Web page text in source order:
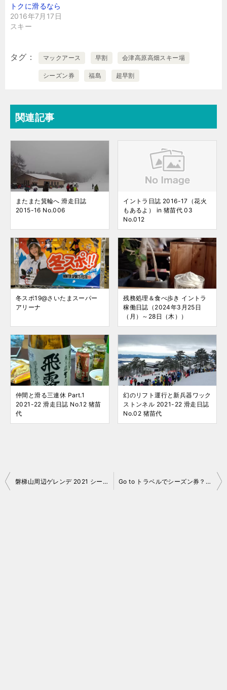
トクに滑るなら
2016年7月17日
スキー
タグ マックアース 早割 会津高原高畑スキー場
シーズン券 福島 超早割
関連記事
またまた箕輪へ 滑走日誌
2015-16 No.006
イントラ日誌 2016-17（花火
もあるよ） in 猪苗代 03
No.012
冬スポ19@さいたまスーパー
アリーナ
残務処理＆食べ歩き イントラ
稼働日誌（2024年3月25日
（月）～28日（木））
仲間と滑る三連休 Part.1
2021-22 滑走日誌 No.12 猪苗
代
幻のリフト運行と新兵器ワック
ストンネル 2021-22 滑走日誌
No.02 猪苗代
投
磐梯山周辺ゲレンデ 2021 シーズンは…… Go to トラベルでシーズン券？アルツ＆猫魔をお得に！